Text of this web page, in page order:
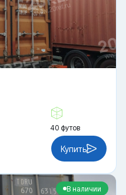
40 футов
Купить
В наличии